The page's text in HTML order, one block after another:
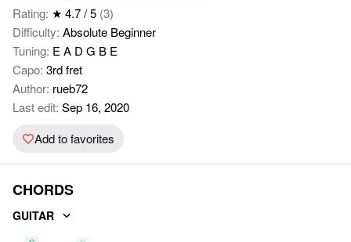
Rating: ★ 4.7 / 5 (3)
Difficulty: Absolute Beginner
Tuning: E A D G B E
Capo: 3rd fret
Author: rueb72
Last edit: Sep 16, 2020
Add to favorites
CHORDS
GUITAR